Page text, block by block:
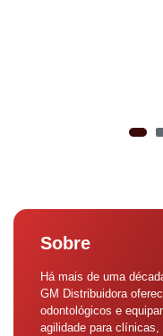
Sobre
Há mais de uma
GM Distribuidora
odontológicos e
agilidade para